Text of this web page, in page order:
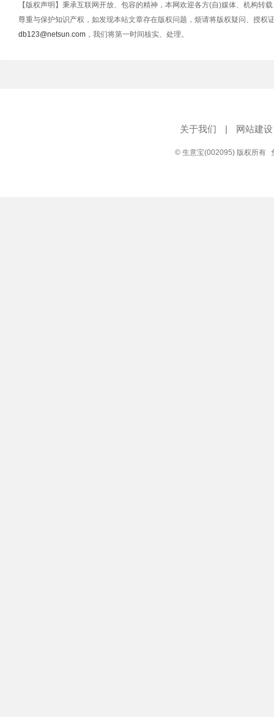
【版权声明】秉承互联网开放、包容的精神，本网欢迎各方(自)媒体、机构转
尊重与保护知识产权，如发现本站文章存在版权问题，烦请将版权疑问、授权
db123@netsun.com ，我们将第一时间核实、处理。
关于我们 | 网站建设
© 生意宝(002095) 版权所有